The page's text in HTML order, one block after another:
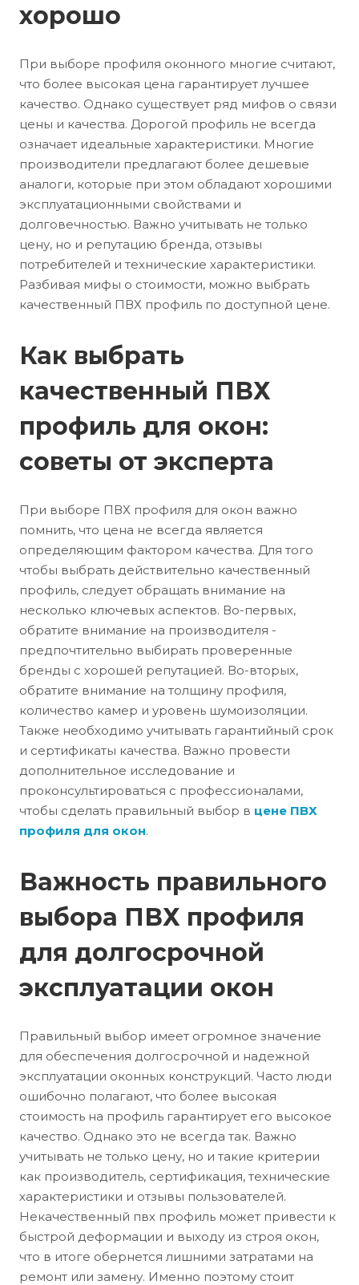
хорошо
При выборе профиля оконного многие считают,
что более высокая цена гарантирует лучшее
качество. Однако существует ряд мифов о связи
цены и качества. Дорогой профиль не всегда
означает идеальные характеристики. Многие
производители предлагают более дешевые
аналоги, которые при этом обладают хорошими
эксплуатационными свойствами и
долговечностью. Важно учитывать не только
цену, но и репутацию бренда, отзывы
потребителей и технические характеристики.
Разбивая мифы о стоимости, можно выбрать
качественный ПВХ профиль по доступной цене.
Как выбрать
качественный ПВХ
профиль для окон:
советы от эксперта
При выборе ПВХ профиля для окон важно
помнить, что цена не всегда является
определяющим фактором качества. Для того
чтобы выбрать действительно качественный
профиль, следует обращать внимание на
несколько ключевых аспектов. Во-первых,
обратите внимание на производителя -
предпочтительно выбирать проверенные
бренды с хорошей репутацией. Во-вторых,
обратите внимание на толщину профиля,
количество камер и уровень шумоизоляции.
Также необходимо учитывать гарантийный срок
и сертификаты качества. Важно провести
дополнительное исследование и
проконсультироваться с профессионалами,
чтобы сделать правильный выбор в цене ПВХ
профиля для окон.
Важность правильного
выбора ПВХ профиля
для долгосрочной
эксплуатации окон
Правильный выбор имеет огромное значение
для обеспечения долгосрочной и надежной
эксплуатации оконных конструкций. Часто люди
ошибочно полагают, что более высокая
стоимость на профиль гарантирует его высокое
качество. Однако это не всегда так. Важно
учитывать не только цену, но и такие критерии
как производитель, сертификация, технические
характеристики и отзывы пользователей.
Некачественный пвх профиль может привести к
быстрой деформации и выходу из строя окон,
что в итоге обернется лишними затратами на
ремонт или замену. Именно поэтому стоит